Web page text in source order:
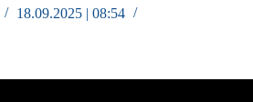
18.09.2025 | 08:54